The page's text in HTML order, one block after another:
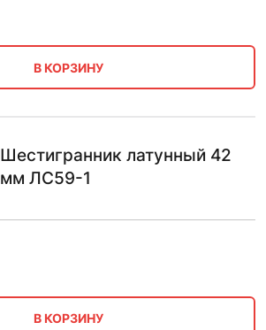
В КОРЗИНУ
Шестигранник латунный 42
мм ЛС59-1
В КОРЗИНУ